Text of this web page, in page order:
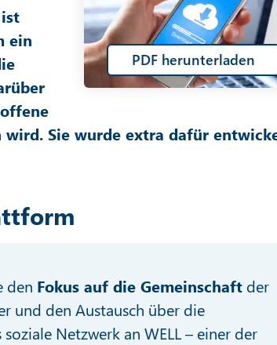
PDF herunterladen
ist
ein
Sie wurde extra dafür
den Fokus auf die Gemeinschaft der
und den Austausch über die
Netzwerk an WELL – einer der